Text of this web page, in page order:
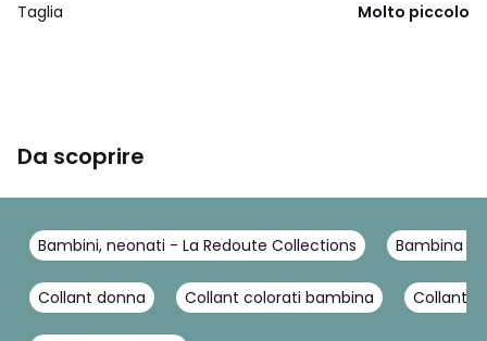
Taglia Molto piccolo
Da scoprire
Bambini, neonati - La Redoute Collections Bambina -
Collant donna Collant colorati bambina Collant